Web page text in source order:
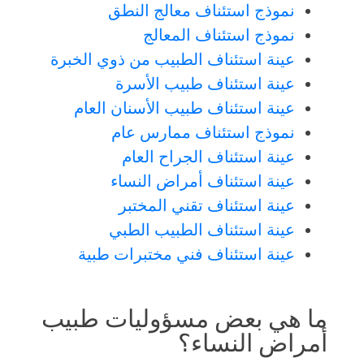
نموذج استئناف معالج النطق
نموذج استئناف المعالج
عينة استئناف الطبيب من ذوي الخبرة
عينة استئناف طبيب الأسرة
عينة استئناف طبيب الأسنان العام
نموذج استئناف ممارس عام
عينة استئناف الجراح العام
عينة استئناف أمراض النساء
عينة استئناف تقني المختبر
عينة استئناف الطبيب الطبي
عينة استئناف فني مختبرات طبية
ما هي بعض مسؤوليات طبيب
أمراض النساء؟